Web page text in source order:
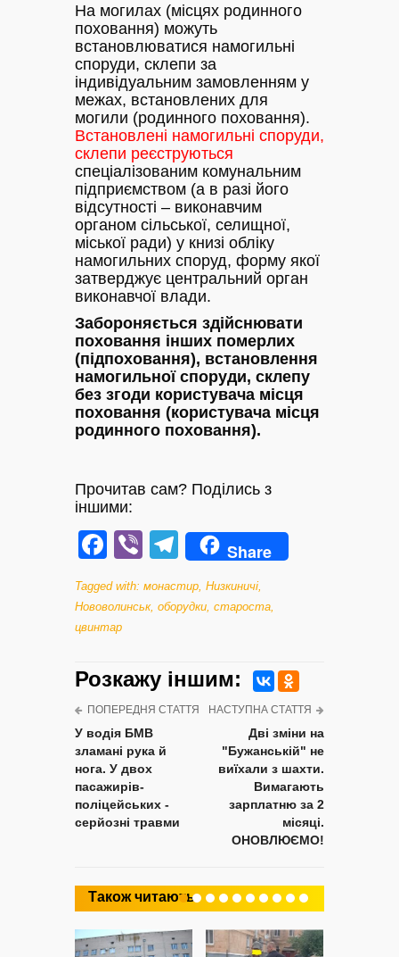
На могилах (місцях родинного
поховання) можуть
встановлюватися намогильні
споруди, склепи за
індивідуальним замовленням у
межах, встановлених для
могили (родинного поховання).
Встановлені намогильні споруди,
склепи реєструються
спеціалізованим комунальним
підприємством (а в разі його
відсутності – виконавчим
органом сільської, селищної,
міської ради) у книзі обліку
намогильних споруд, форму якої
затверджує центральний орган
виконавчої влади.
Забороняється здійснювати
поховання інших померлих
(підпоховання), встановлення
намогильної споруди, склепу
без згоди користувача місця
поховання (користувача місця
родинного поховання).
Прочитав сам? Поділись з
іншими:
Facebook
ViberTelegram
Share
Tagged with: монастир Низкиничі
Нововолинськ, оборудки староста
цвинтар
Розкажу iншим:
ПОПЕРЕДНЯ СТАТТЯ
У водія БМВ
зламані рука й
нога. У двох
пасажирів-
поліцейських -
серйозні травми
НАСТУПНА СТАТТЯ
Дві зміни на
"Бужанській" не
виїхали з шахти.
Вимагають
зарплатню за 2
місяці.
ОНОВЛЮЄМО!
Також читають